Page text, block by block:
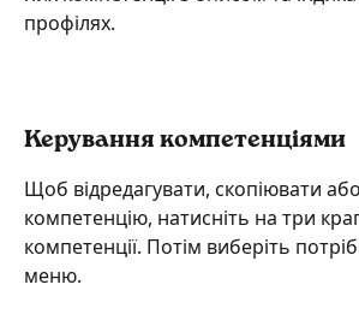
профілях.
Керування компетенціями
Щоб відредагувати, скопіювати
компетенцію, натисніть на три
компетенції. Потім виберіть
меню.